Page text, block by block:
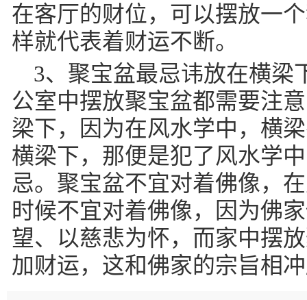
在客厅的财位，可以摆放一
样就代表着财运不断。
3、聚宝盆最忌讳放在横梁
公室中摆放聚宝盆都需要注
梁下，因为在风水学中，横
横梁下，那便是犯了风水学
忌。聚宝盆不宜对着佛像，
时候不宜对着佛像，因为佛
望、以慈悲为怀，而家中摆
加财运，这和佛家的宗旨相